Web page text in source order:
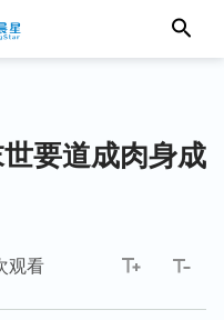
要道成肉身成
观看